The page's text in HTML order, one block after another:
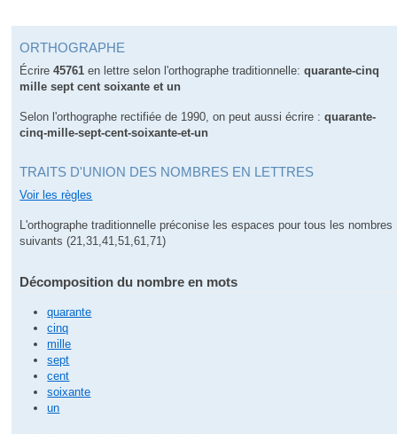
ORTHOGRAPHE
Écrire45761 en lettre selon l'orthographe traditionnelle:quarante-cinq
mille sept cent soixante et un
Selon l'orthographe rectifiée de 1990, on peut aussi écrire :quarante-
cinq-mille-sept-cent-soixante-et-un
TRAITS D'UNION DES NOMBRES EN LETTRES
Voir les règles
L'orthographe traditionnelle préconise les espaces pour tous les nombres
suivants (21,31,41,51,61,71)
Décomposition du nombre en mots
quarante
cinq
mille
sept
cent
soixante
un